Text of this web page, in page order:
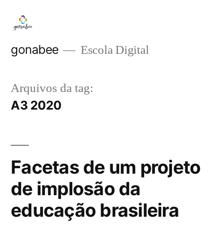
para
gonabee Escola Digital
Arquivos da tag:
A3 2020
Facetas de um projeto
de implosão da
educação brasileira